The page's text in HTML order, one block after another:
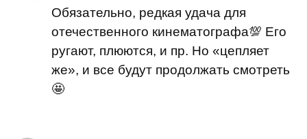
Обязательно, редкая удача для
отечественного кинематографа💯 Его
ругают, плюются, и пр. Но «цепляет
же», и все будут продолжать смотреть
🤩